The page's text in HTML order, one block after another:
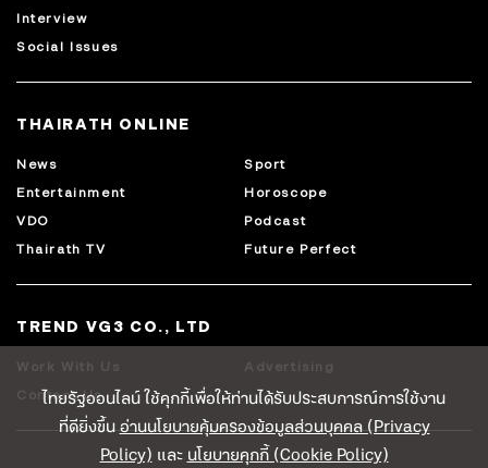
ไทยรัฐออนไลน์ ใช้คุกกี้เพื่อให้ท่านได้รับประสบการณ์การใช้งาน
ที่ดียิ่งขึ้นอ่านนโยบายคุ้มครองข้อมูลส่วนบุคคล (Privacy
Policy) และนโยบายคุกกี้ (Cookie Policy)
Interview
Social Issues
THAIRATH ONLINE
News
Sport
Entertainment
Horoscope
VDO
Podcast
Thairath TV
Future Perfect
TREND VG3 CO., LTD
Work With Us
Advertising
Contact Us